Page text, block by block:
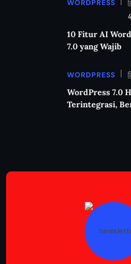
WORDPRESS
10 Fitur AI
7.0 yang Wajib
WORDPRESS
WordPress 7.0
Terintegrasi,